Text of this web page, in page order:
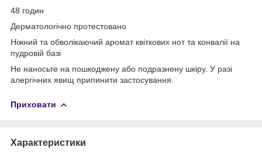
48 годин
Дерматологічно протестовано
Ніжний та обволікаючий аромат квіткових нот та конвалії на
пудровій базі
Не наносьте на пошкоджену або подразнену шкіру. У разі
алергічних явищ припинити застосування.
Приховати
Характеристики